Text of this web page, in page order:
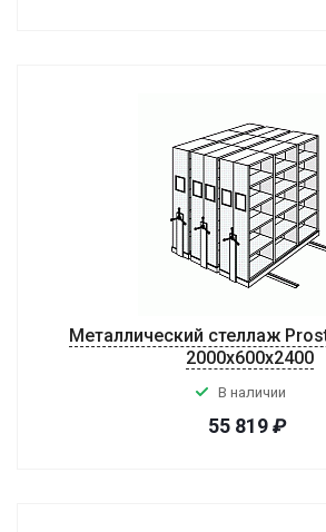
Металлический стеллаж
2000x600x2400
В наличии
55 819₽